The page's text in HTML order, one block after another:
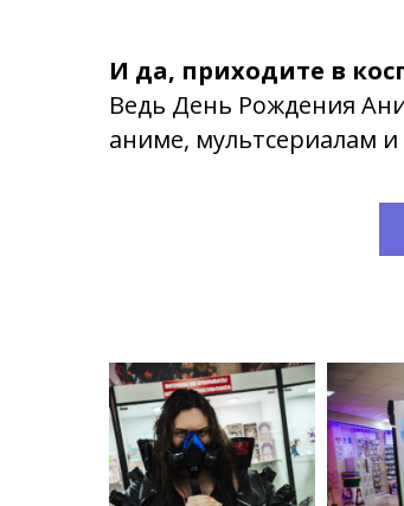
И да, приходите в
Ведь День Рождения
аниме, мультсериалам